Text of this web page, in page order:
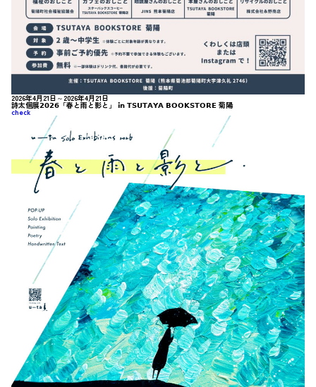
2026年4月21日～2026年4月21日
詩太個展𝟮𝟬𝟮𝟲「春と雨と影と」 𝗶𝗻 𝗧𝗦𝗨𝗧𝗔𝗬𝗔 𝗕𝗢𝗢𝗞𝗦𝗧𝗢𝗥𝗘 菊陽
check